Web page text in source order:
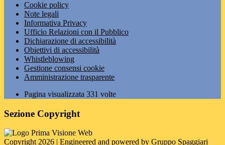
Cookie policy
Note legali
Informativa Privacy
Ufficio Relazioni con il Pubblico
Dichiarazione di accessibilità
Obiettivi di accessibilità
Whistleblowing
Gestione consensi cookie
Amministrazione trasparente
Pagina visualizzata 331 volte
Sezione Copyright
Copyright 2026 | Engineered and powered by Gruppo Spaggiari